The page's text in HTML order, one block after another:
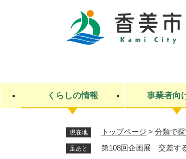
索
くらしの情報
ライフステージ 住民票・戸籍
事業者向
産業振興
観光スポット・観光施設 イベント・お祭り・
市政への参加
現在地 トップページ > 分類で探
足あと 第108回企画展 交差す